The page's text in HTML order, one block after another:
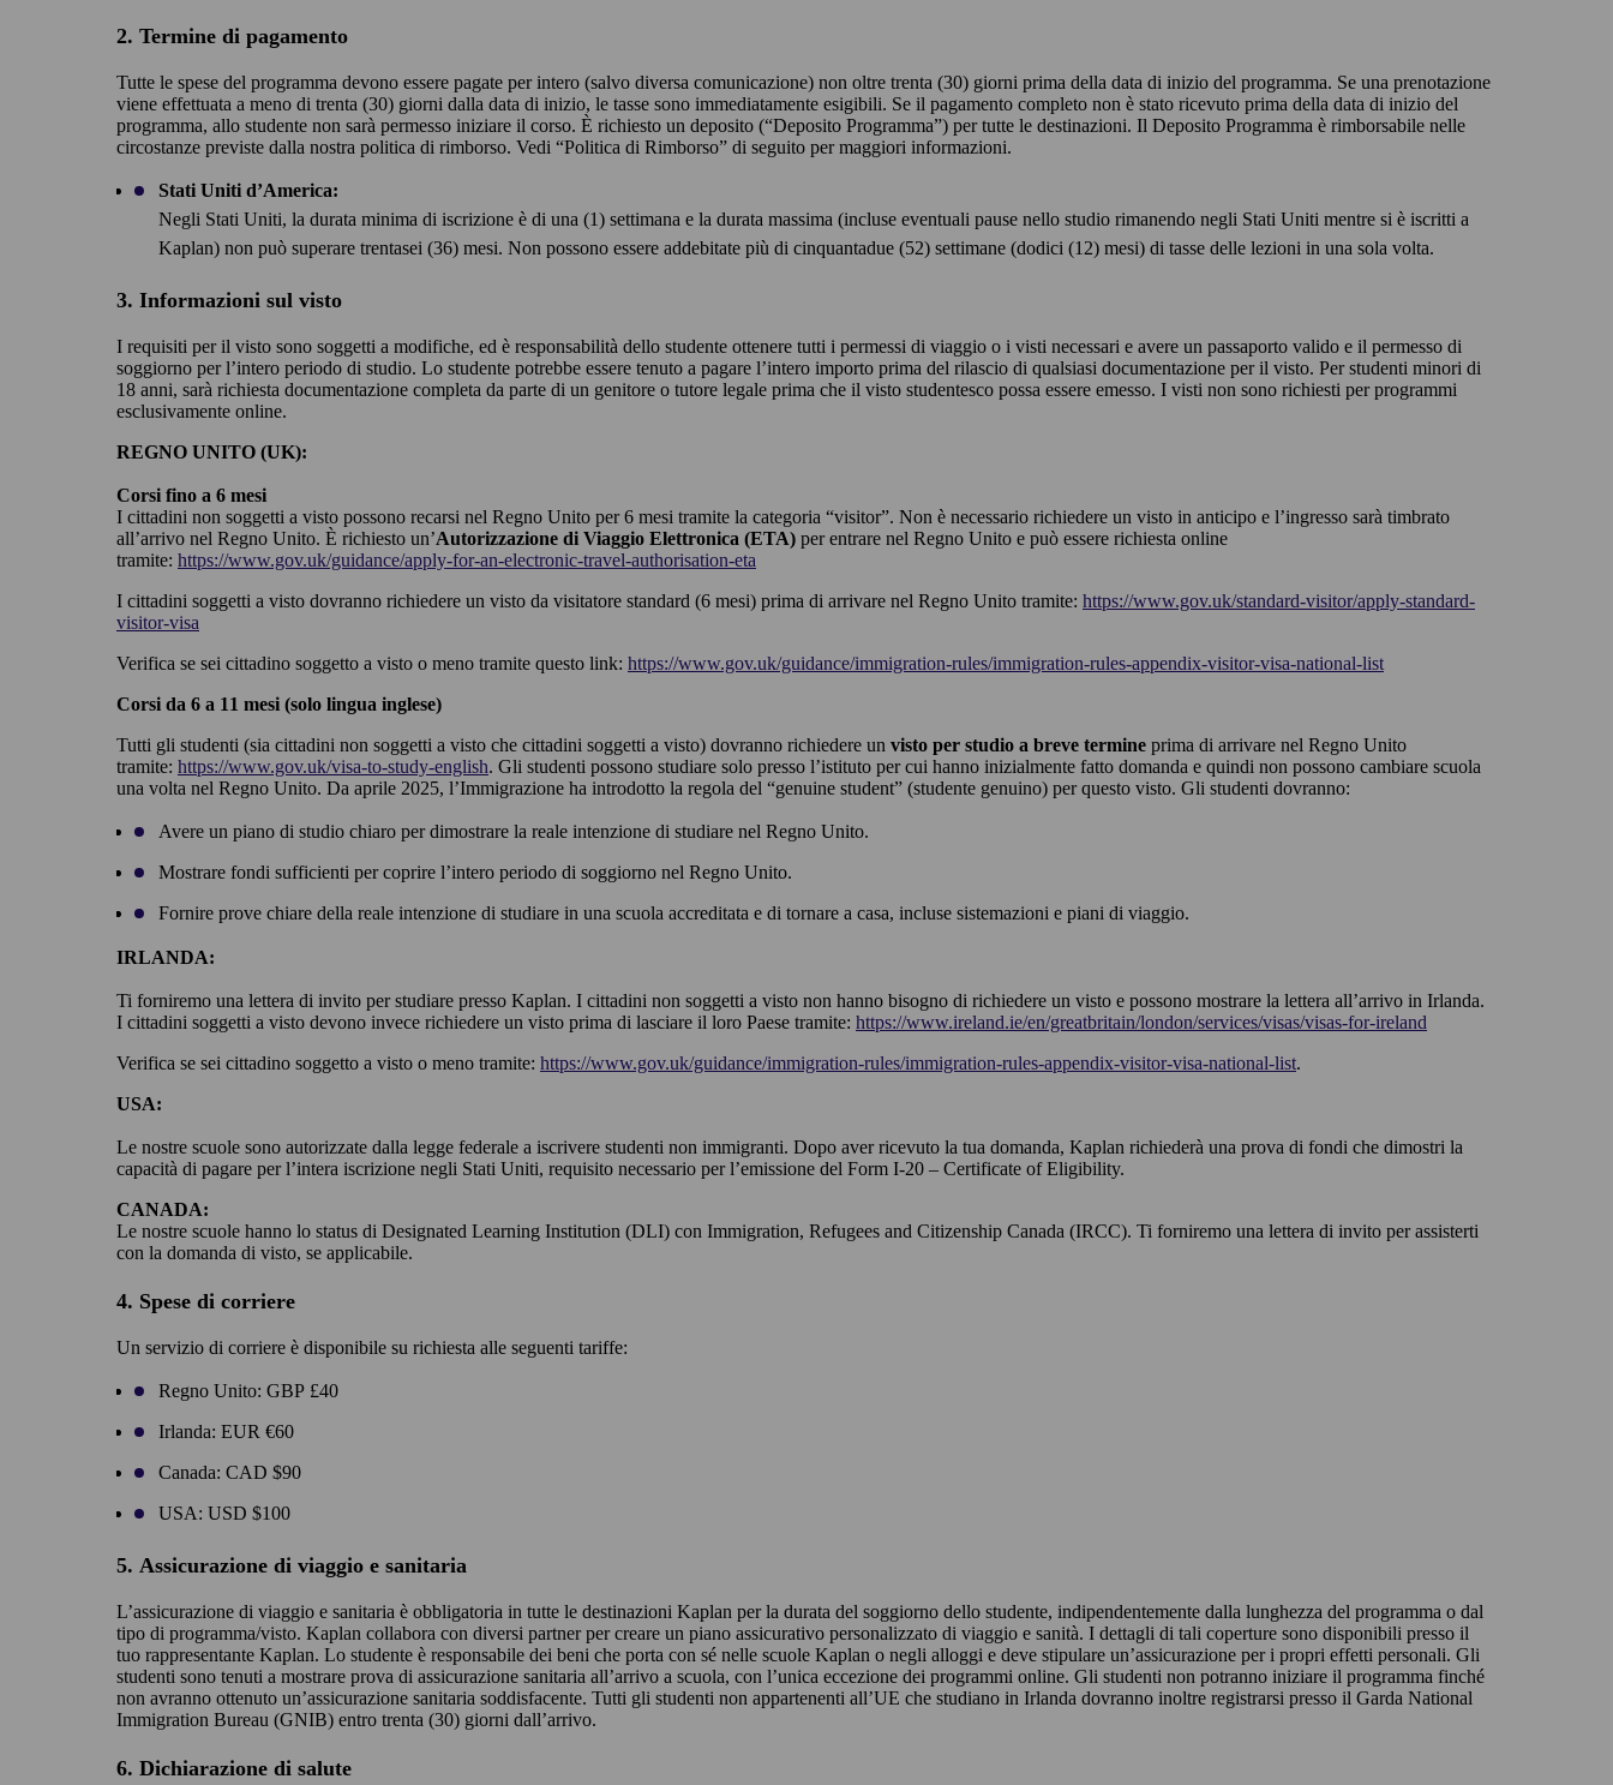
2. Termine di pagamento
Tutte le spese del programma devono essere pagate per intero (salvo diversa comunicazione) non oltre trenta (30) giorni prima della data di inizio del programma. Se una prenotazione
viene effettuata a meno di trenta (30) giorni dalla data di inizio, le tasse sono immediatamente esigibili. Se il pagamento completo non è stato ricevuto prima della data di inizio del
programma, allo studente non sarà permesso iniziare il corso. È richiesto un deposito (“Deposito Programma”) per tutte le destinazioni. Il Deposito Programma è rimborsabile nelle
circostanze previste dalla nostra politica di rimborso. Vedi “Politica di Rimborso” di seguito per maggiori informazioni.
Stati Uniti d’America:
Negli Stati Uniti, la durata minima di iscrizione è di una (1) settimana e la durata massima (incluse eventuali pause nello studio rimanendo negli Stati Uniti mentre si è iscritti a
Kaplan) non può superare trentasei (36) mesi. Non possono essere addebitate più di cinquantadue (52) settimane (dodici (12) mesi) di tasse delle lezioni in una sola volta.
3. Informazioni sul visto
I requisiti per il visto sono soggetti a modifiche, ed è responsabilità dello studente ottenere tutti i permessi di viaggio o i visti necessari e avere un passaporto valido e il permesso di
soggiorno per l’intero periodo di studio. Lo studente potrebbe essere tenuto a pagare l’intero importo prima del rilascio di qualsiasi documentazione per il visto. Per studenti minori di
18 anni, sarà richiesta documentazione completa da parte di un genitore o tutore legale prima che il visto studentesco possa essere emesso. I visti non sono richiesti per programmi
esclusivamente online.
REGNO UNITO (UK):
Corsi fino a 6 mesi
I cittadini non soggetti a visto possono recarsi nel Regno Unito per 6 mesi tramite la categoria “visitor”. Non è necessario richiedere un visto in anticipo e l’ingresso sarà timbrato
all’arrivo nel Regno Unito. È richiesto un’Autorizzazione di Viaggio Elettronica (ETA) per entrare nel Regno Unito e può essere richiesta online
tramite: https://www.gov.uk/guidance/apply-for-an-electronic-travel-authorisation-eta
I cittadini soggetti a visto dovranno richiedere un visto da visitatore standard (6 mesi) prima di arrivare nel Regno Unito tramite: https://www.gov.uk/standard-visitor/apply-standard-
visitor-visa
Verifica se sei cittadino soggetto a visto o meno tramite questo link: https://www.gov.uk/guidance/immigration-rules/immigration-rules-appendix-visitor-visa-national-list
Corsi da 6 a 11 mesi (solo lingua inglese)
Tutti gli studenti (sia cittadini non soggetti a visto che cittadini soggetti a visto) dovranno richiedere un visto per studio a breve termine prima di arrivare nel Regno Unito
tramite: https://www.gov.uk/visa-to-study-english. Gli studenti possono studiare solo presso l’istituto per cui hanno inizialmente fatto domanda e quindi non possono cambiare scuola
una volta nel Regno Unito. Da aprile 2025, l’Immigrazione ha introdotto la regola del “genuine student” (studente genuino) per questo visto. Gli studenti dovranno:
Avere un piano di studio chiaro per dimostrare la reale intenzione di studiare nel Regno Unito.
Mostrare fondi sufficienti per coprire l’intero periodo di soggiorno nel Regno Unito.
Fornire prove chiare della reale intenzione di studiare in una scuola accreditata e di tornare a casa, incluse sistemazioni e piani di viaggio.
IRLANDA:
Ti forniremo una lettera di invito per studiare presso Kaplan. I cittadini non soggetti a visto non hanno bisogno di richiedere un visto e possono mostrare la lettera all’arrivo in Irlanda.
I cittadini soggetti a visto devono invece richiedere un visto prima di lasciare il loro Paese tramite: https://www.ireland.ie/en/greatbritain/london/services/visas/visas-for-ireland
Verifica se sei cittadino soggetto a visto o meno tramite: https://www.gov.uk/guidance/immigration-rules/immigration-rules-appendix-visitor-visa-national-list.
USA:
Le nostre scuole sono autorizzate dalla legge federale a iscrivere studenti non immigranti. Dopo aver ricevuto la tua domanda, Kaplan richiederà una prova di fondi che dimostri la
capacità di pagare per l’intera iscrizione negli Stati Uniti, requisito necessario per l’emissione del Form I-20 – Certificate of Eligibility.
CANADA:
Le nostre scuole hanno lo status di Designated Learning Institution (DLI) con Immigration, Refugees and Citizenship Canada (IRCC). Ti forniremo una lettera di invito per assisterti
con la domanda di visto, se applicabile.
4. Spese di corriere
Un servizio di corriere è disponibile su richiesta alle seguenti tariffe:
Regno Unito: GBP £40
Irlanda: EUR €60
Canada: CAD $90
USA: USD $100
5. Assicurazione di viaggio e sanitaria
L’assicurazione di viaggio e sanitaria è obbligatoria in tutte le destinazioni Kaplan per la durata del soggiorno dello studente, indipendentemente dalla lunghezza del programma o dal
tipo di programma/visto. Kaplan collabora con diversi partner per creare un piano assicurativo personalizzato di viaggio e sanità. I dettagli di tali coperture sono disponibili presso il
tuo rappresentante Kaplan. Lo studente è responsabile dei beni che porta con sé nelle scuole Kaplan o negli alloggi e deve stipulare un’assicurazione per i propri effetti personali. Gli
studenti sono tenuti a mostrare prova di assicurazione sanitaria all’arrivo a scuola, con l’unica eccezione dei programmi online. Gli studenti non potranno iniziare il programma finché
non avranno ottenuto un’assicurazione sanitaria soddisfacente. Tutti gli studenti non appartenenti all’UE che studiano in Irlanda dovranno inoltre registrarsi presso il Garda National
Immigration Bureau (GNIB) entro trenta (30) giorni dall’arrivo.
6. Dichiarazione di salute